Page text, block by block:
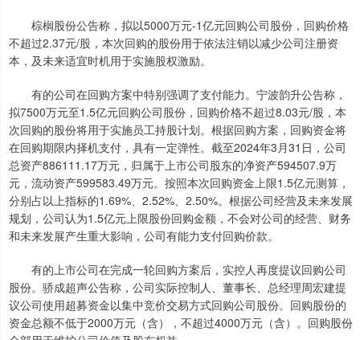
棕榈股份公告称，拟以5000万元-1亿元回购公司股份，回购价格
不超过2.37元/股，本次回购的股份用于依法注销以减少公司注册资
本，及未来适宜时机用于实施股权激励。
有的公司在回购方案中特别强调了支付能力。宁波韵升公告称，
拟7500万元至1.5亿元回购公司股份，回购价格不超过8.03元/股，本
次回购的股份将用于实施员工持股计划。根据回购方案，回购资金将
在回购期限内择机支付，具有一定弹性。截至2024年3月31日，公司
总资产886111.17万元，归属于上市公司股东的净资产594507.9万
元，流动资产599583.49万元。按照本次回购资金上限1.5亿元测算，
分别占以上指标的1.69%、2.52%、2.50%。根据公司经营及未来发展
规划，公司认为1.5亿元上限股份回购金额，不会对公司的经营、财务
和未来发展产生重大影响，公司有能力支付回购价款。
有的上市公司在完成一轮回购方案后，实控人再度提议回购公司
股份。骄成超声公告称，公司实际控制人、董事长、总经理周宏建提
议公司使用超募资金以集中竞价交易方式回购公司股份。回购股份的
资金总额不低于2000万元（含），不超过4000万元（含）。回购股份